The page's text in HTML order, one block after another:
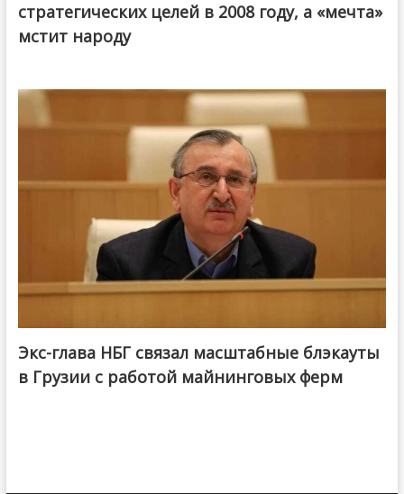
стратегических целей в 2008 году, а «мечта»
мстит народу
Экс-глава НБГ связал масштабные блэкауты
в Грузии с работой майнинговых ферм